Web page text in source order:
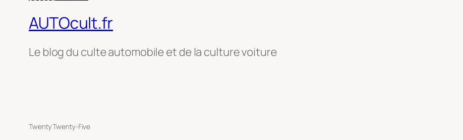
AUTOcult.fr
Le blog du culte automobile et de la culture voiture
Twenty Twenty-Five